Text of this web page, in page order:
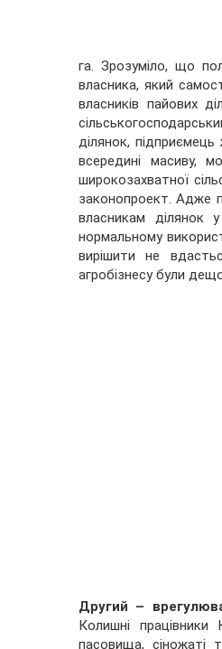
га. Зрозуміло, що
власника, який
власників пайових
ділянок,
всередині масиву,
широкозахватної
законопроект. Адже
власникам ділянок
нормальному
вирішити не
агробізнесу були дещо
Другий –
Колишні працівники
пасовища, сіножаті